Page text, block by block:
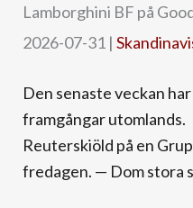
Lamborghini BF på
2026-07-31 |
Den senaste veckan
framgångar utomlands.
Reuterskiöld på en
fredagen. — Dom stora